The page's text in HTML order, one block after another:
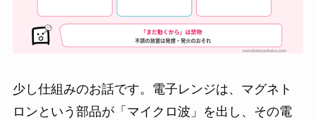
少し仕組みのお話です。電子レンジは、マグネト
ロンという部品が「マイクロ波」を出し、その電